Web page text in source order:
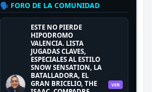
🗣️ FORO DE LA COMUNIDAD
ESTE NO PIERDE
HIPODROMO
VALENCIA. LISTA
JUGADAS CLAVES,
ESPECIALES AL ESTILO
SNOW SENSATION, LA
BATALLADORA, EL
GRAN BRICELIO, THE
VER